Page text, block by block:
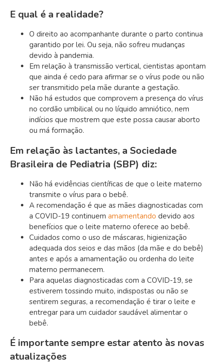
E qual é a realidade?
O direito ao acompanhante durante o parto continua
garantido por lei. Ou seja, não sofreu mudanças
devido à pandemia.
Em relação à transmissão vertical, cientistas apontam
que ainda é cedo para afirmar se o vírus pode ou não
ser transmitido pela mãe durante a gestação.
Não há estudos que comprovem a presença do vírus
no cordão umbilical ou no líquido amniótico, nem
indícios que mostrem que este possa causar aborto
ou má formação.
Em relação às lactantes, a Sociedade
Brasileira de Pediatria (SBP) diz:
Não há evidências científicas de que o leite materno
transmite o vírus para o bebê.
A recomendação é que as mães diagnosticadas com
a COVID-19 continuem amamentando devido aos
benefícios que o leite materno oferece ao bebê.
Cuidados como o uso de máscaras, higienização
adequada dos seios e das mãos (da mãe e do bebê)
antes e após a amamentação ou ordenha do leite
materno permanecem.
Para aquelas diagnosticadas com a COVID-19, se
estiverem tossindo muito, indispostas ou não se
sentirem seguras, a recomendação é tirar o leite e
entregar para um cuidador saudável alimentar o
bebê.
É importante sempre estar atento às novas
atualizações